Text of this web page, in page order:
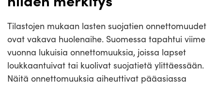
Tilastojen mukaan lasten suojatien onnettomuudet
ovat vakava huolenaihe. Suomessa tapahtui viime
vuonna lukuisia onnettomuuksia, joissa lapset
loukkaantuivat tai kuolivat suojatietä ylittäessään.
Näitä onnettomuuksia aiheuttivat pääasiassa